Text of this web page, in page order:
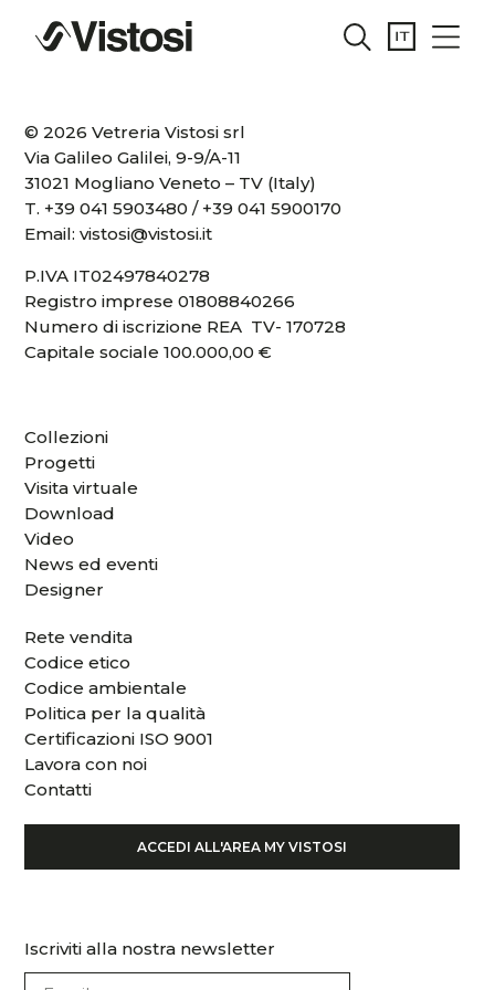
© 2026 Vetreria Vistosi srl
Via Galileo Galilei, 9-9/A-11
31021 Mogliano Veneto – TV (Italy)
T. +39 041 5903480 / +39 041 5900170
Email:vistosi@vistosi.it
P.IVA IT02497840278
Registro imprese 01808840266
Numero di iscrizione REA TV- 170728
Capitale sociale 100.000,00 €
Collezioni
Progetti
Visita virtuale
Download
Video
News ed eventi
Designer
Rete vendita
Codice etico
Codice ambientale
Politica per la qualità
Certificazioni ISO 9001
Lavora con noi
Contatti
ACCEDI ALL'AREA MY VISTOSI
Iscriviti alla nostra newsletter